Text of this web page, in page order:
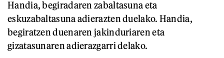
Handia, begiradaren zabaltasuna eta
eskuzabaltasuna adierazten duelako. Handia,
begiratzen duenaren jakinduriaren eta
gizatasunaren adierazgarri delako.